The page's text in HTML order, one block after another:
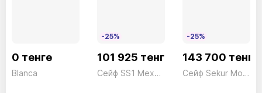
0 тенге
Blanca
-25%
101 925 тенге
Сейф SS1 Механический President ш490*г430*в375 50кг
-25%
143 700 тенге
Сейф Sekur Moby Tekna SMTO/2P Электронный серый Technomax 11кг